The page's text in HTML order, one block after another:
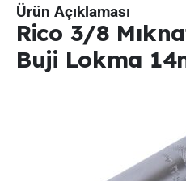
Ürün Açıklaması
Rico 3/8
Buji Lokma